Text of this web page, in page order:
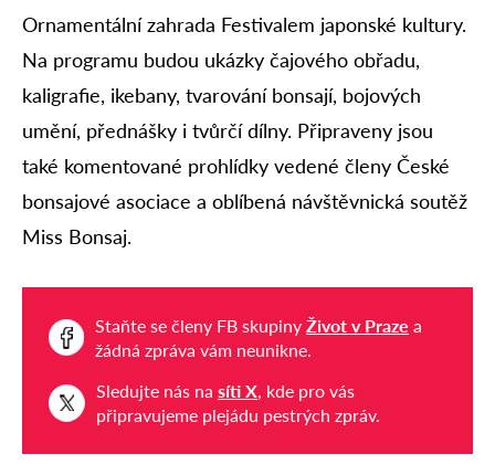
Ornamentální zahrada Festivalem japonské kultury.
Na programu budou ukázky čajového obřadu,
kaligrafie, ikebany, tvarování bonsají, bojových
umění, přednášky i tvůrčí dílny. Připraveny jsou
také komentované prohlídky vedené členy České
bonsajové asociace a oblíbená návštěvnická soutěž
Miss Bonsaj.
Staňte se členy FB skupiny Život v Praze a
žádná zpráva vám neunikne.
Sledujte nás na síti X, kde pro vás
připravujeme plejádu pestrých zpráv.